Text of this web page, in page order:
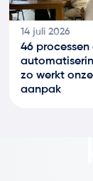
14 juli 2026
46 processen
zo werkt
aanpak